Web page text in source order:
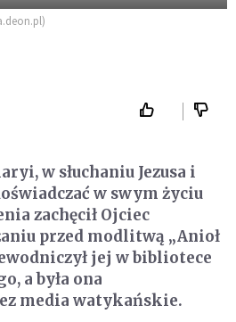
w słuchaniu Jezusa i
w swym życiu
zachęcił Ojciec
przed modlitwą „Anioł
jej w bibliotece
a była ona
media watykańskie.